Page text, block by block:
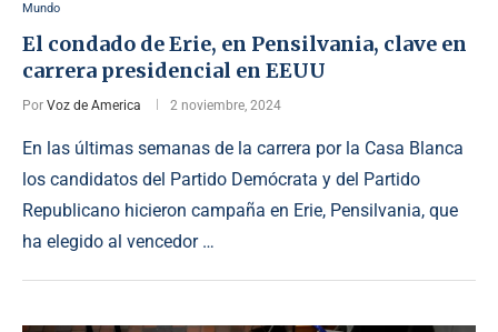
Mundo
El condado de Erie, en Pensilvania, clave en
carrera presidencial en EEUU
Por Voz de America 2 noviembre, 2024
En las últimas semanas de la carrera por la Casa Blanca
los candidatos del Partido Demócrata y del Partido
Republicano hicieron campaña en Erie, Pensilvania, que
ha elegido al vencedor …